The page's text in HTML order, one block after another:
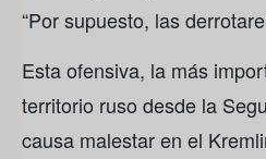
“Por supuesto, las
Esta ofensiva, la más
territorio ruso desde la
causa malestar en el